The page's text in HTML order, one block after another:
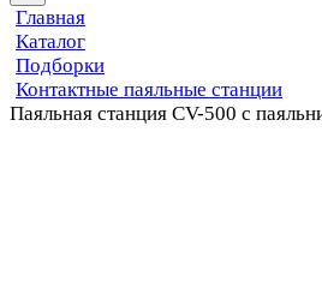
Главная
Каталог
Подборки
Контактные паяльные станции
Паяльная станция CV-500 с